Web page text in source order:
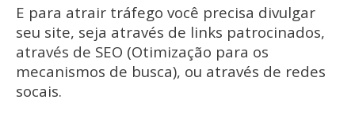
E para atrair tráfego você precisa divulgar
seu site, seja através de links patrocinados,
através de SEO (Otimização para os
mecanismos de busca), ou através de redes
socais.